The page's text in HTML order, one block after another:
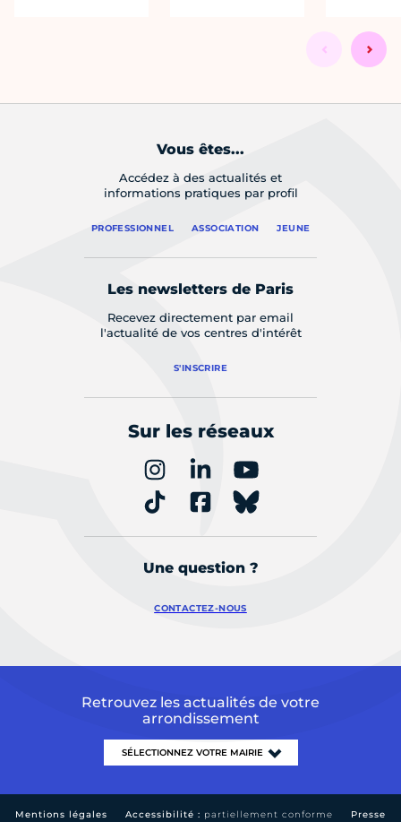
Vous êtes...
Accédez à des actualités et
informations pratiques par profil
PROFESSIONNEL ASSOCIATION JEUNE
Les newsletters de Paris
Recevez directement par email
l'actualité de vos centres d'intérêt
S'INSCRIRE
Sur les réseaux
Une question ?
CONTACTEZ-NOUS
Retrouvez les actualités de votre
arrondissement
Mentions légales Accessibilité : partiellement conforme Presse